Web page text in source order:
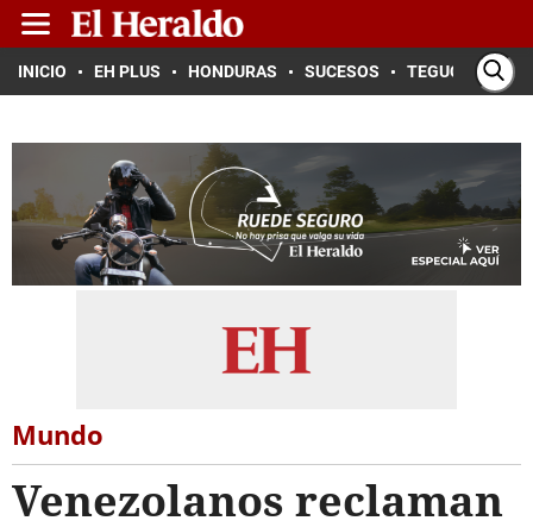
INICIO EH PLUS HONDURAS SUCESOS TEGUCIGALPA
Mundo
Venezolanos reclaman